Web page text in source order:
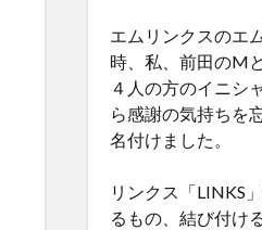
エムリンクスのエ
時、私、前田のM
４人の方のイニシ
ら感謝の気持ちを
名付けました。
リンクス「LINKS
るもの、結び付け